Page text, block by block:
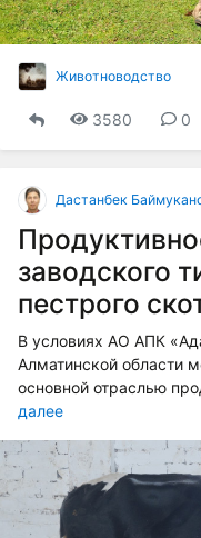
Животноводство
3580 0
Дастанбек
заводского
пестрого
В условиях АО АПК
Алматинской области
основной отраслью
далее